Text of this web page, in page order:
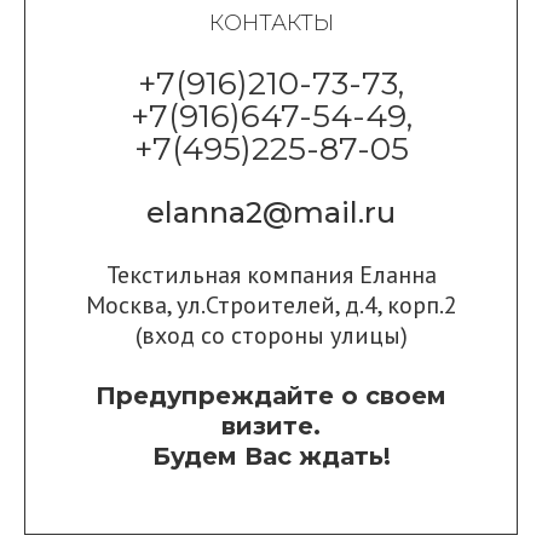
КОНТАКТЫ
+7(916)210-73-73,
+7(916)647-54-49,
+7(495)225-87-05
elanna2@mail.ru
Текстильная компания Еланна
Москва, ул.Строителей, д.4, корп.2
(вход со стороны улицы)
Предупреждайте о своем
визите.
Будем Вас ждать!